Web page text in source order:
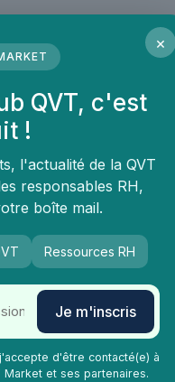
Gestion de carrière
de vie au
×
QVT, c'est
!
l'actualité de la QVT
responsables RH,
boîte mail.
Ressources RH
Je m'inscris
d'être contacté(e) à
et ses partenaires.